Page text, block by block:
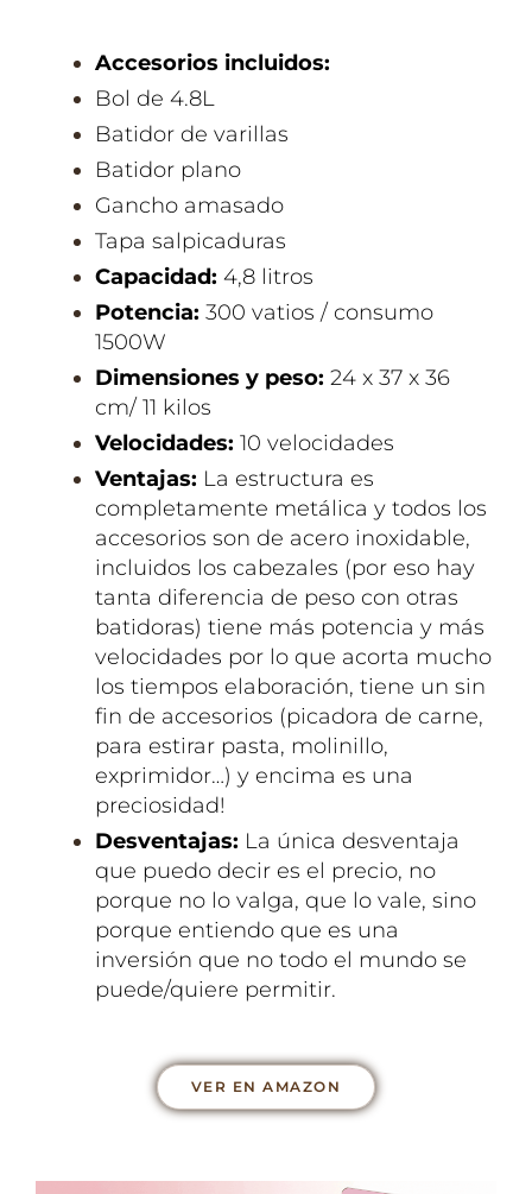
Accesorios incluidos:
Bol de 4.8L
Batidor de varillas
Batidor plano
Gancho amasado
Tapa salpicaduras
Capacidad: 4,8 litros
Potencia: 300 vatios / consumo
1500W
Dimensiones y peso: 24 x 37 x 36
cm/ 11 kilos
Velocidades: 10 velocidades
Ventajas: La estructura es
completamente metálica y todos los
accesorios son de acero inoxidable,
incluidos los cabezales (por eso hay
tanta diferencia de peso con otras
batidoras) tiene más potencia y más
velocidades por lo que acorta mucho
los tiempos elaboración, tiene un sin
fin de accesorios (picadora de carne,
para estirar pasta, molinillo,
exprimidor…) y encima es una
preciosidad!
Desventajas: La única desventaja
que puedo decir es el precio, no
porque no lo valga, que lo vale, sino
porque entiendo que es una
inversión que no todo el mundo se
puede/quiere permitir.
VER EN AMAZON